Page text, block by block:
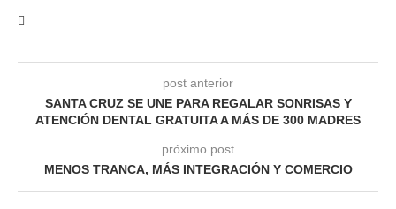
post anterior
SANTA CRUZ SE UNE PARA REGALAR SONRISAS Y
ATENCIÓN DENTAL GRATUITA A MÁS DE 300 MADRES
próximo post
MENOS TRANCA, MÁS INTEGRACIÓN Y COMERCIO